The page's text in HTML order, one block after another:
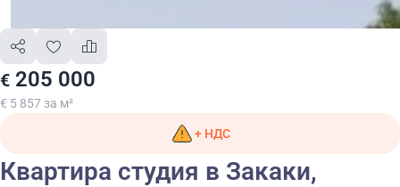
€ 205 000
€ 5 857 за м²
+ НДС
Квартира студия в Закаки,